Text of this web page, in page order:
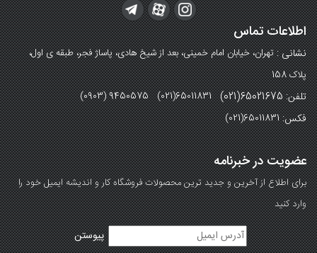
اطلاعات تماس
نشانی :تهران، خیابان امام خمینی، بعد از شیخ هادی، پاساژ فجر، طبقه ی اول،
پلاک 158
تلفن: 65021675(021) (0903) 9450575 (021)65011831
فکس:(021)65011831
عضویت در خبرنامه
برای اطلاع از آخرین و جدید ترین محصولات فروشگاه کار و اندیشه ایمیل خود را
وارد کنید